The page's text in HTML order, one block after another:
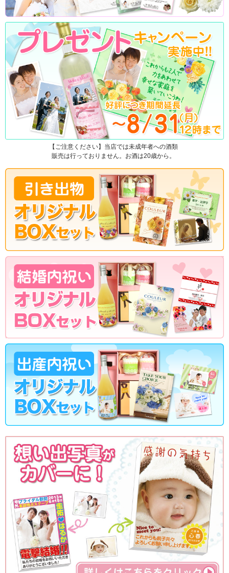
【ご注意ください】当店では未成年者への酒類
販売は行っておりません。お酒は20歳から。